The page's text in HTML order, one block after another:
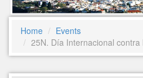
Home
Events
25N. Día Internacional